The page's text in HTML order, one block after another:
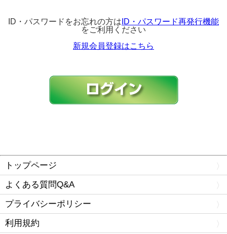
ID・パスワードをお忘れの方は ID・パスワード再発行機能
をご利用ください
新規会員登録はこちら
トップページ
よくある質問Q&A
プライバシーポリシー
利用規約